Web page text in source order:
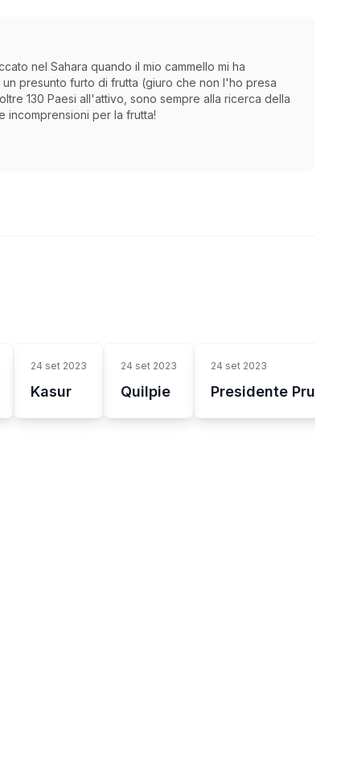
nel Sahara quando il mio cammello mi ha
presunto furto di frutta (giuro che non l'ho presa
130 Paesi all'attivo, sono sempre alla ricerca della
incomprensioni per la frutta!
24 set 2023
Kasur
24 set 2023
Quilpie
24 set 2023
Presidente